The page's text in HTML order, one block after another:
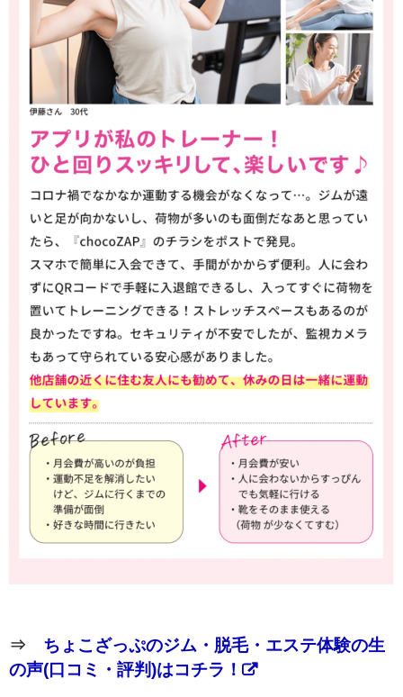
⇒ ちょこざっぷのジム・脱毛・エステ体験の生
の声(口コミ・評判)はコチラ！